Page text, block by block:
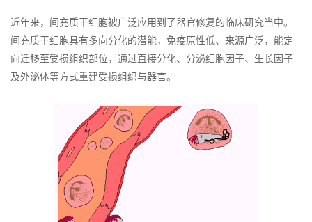
近年来，间充质干细胞被广泛应用到了器官修复的临床研究当中。
间充质干细胞具有多向分化的潜能，免疫原性低、来源广泛，能定
向迁移至受损组织部位，通过直接分化、分泌细胞因子、生长因子
及外泌体等方式重建受损组织与器官。